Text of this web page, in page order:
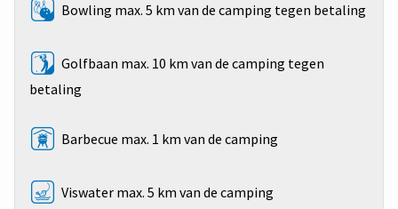
Bowling max. 5 km van de camping tegen betaling
Golfbaan max. 10 km van de camping tegen
betaling
Barbecue max. 1 km van de camping
Viswater max. 5 km van de camping